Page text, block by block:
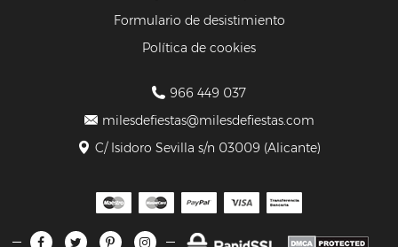
Formulario de desistimiento
Política de cookies
966 449 037
milesdefiestas@milesdefiestas.com
C/ Isidoro Sevilla s/n 03009 (Alicante)